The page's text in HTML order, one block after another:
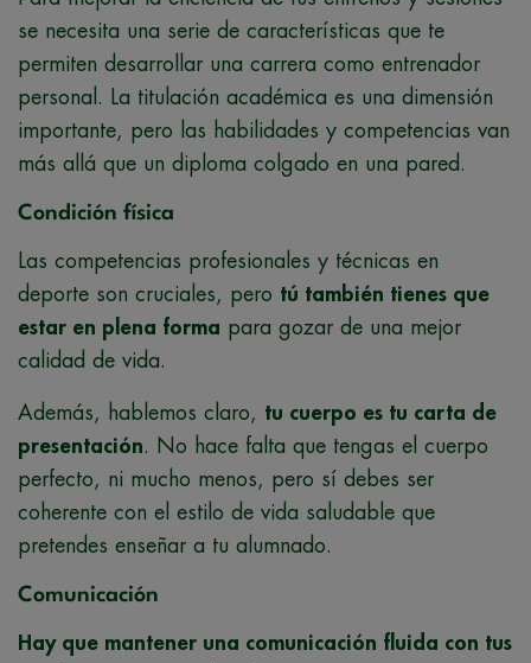
se necesita una serie de características que te
permiten desarrollar una carrera como entrenador
personal. La titulación académica es una dimensión
importante, pero las habilidades y competencias van
más allá que un diploma colgado en una pared.
Condición física
Las competencias profesionales y técnicas en
deporte son cruciales, pero tú también tienes que
estar en plena forma para gozar de una mejor
calidad de vida.
Además, hablemos claro, tu cuerpo es tu carta de
presentación. No hace falta que tengas el cuerpo
perfecto, ni mucho menos, pero sí debes ser
coherente con el estilo de vida saludable que
pretendes enseñar a tu alumnado.
Comunicación
Hay que mantener una comunicación fluida con tus